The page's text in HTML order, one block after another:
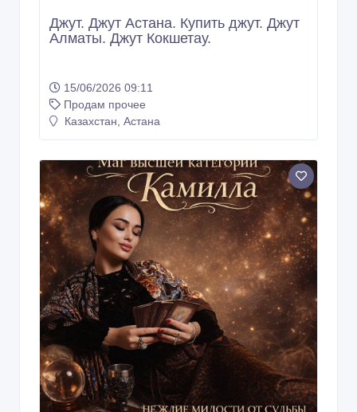
Джут. Джут Астана. Купить джут. Джут
Алматы. Джут Кокшетау.
15/06/2026 09:11
Продам прочее
Казахстан, Астана